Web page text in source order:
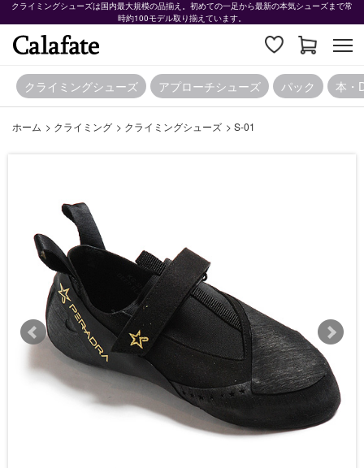
クライミングシューズは国内最大規模の品揃え。初めての一足から最新の本気シューズまで常
時約100モデル取り揃えています。
クライミングシューズ アプローチシューズ パック 本・
ホーム > クライミング > クライミングシューズ > S-01